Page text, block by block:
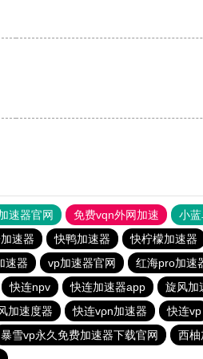
速器官网 免费vqn外网加速 小
速器 快鸭加速器 快柠檬加速器
速器 vp加速器官网 红海pro加速
快连npv 快连加速器app 旋风加
加速度器 快连vρn加速器 快连vp
暴雪vp永久免费加速器下载官网 西柚